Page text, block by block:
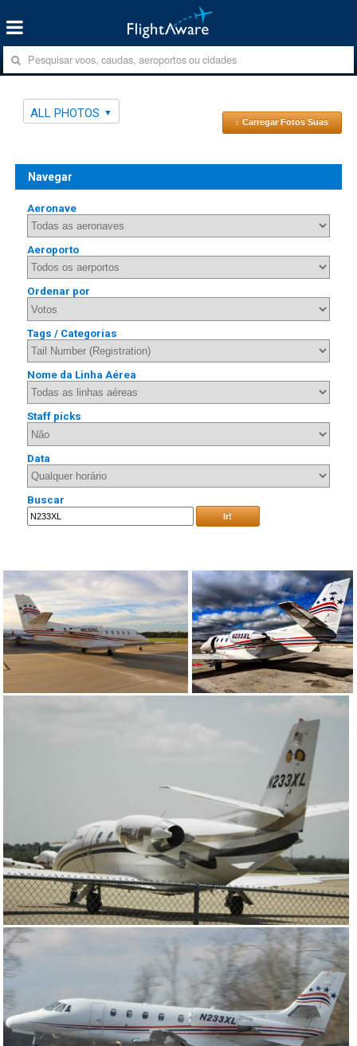
ALL PHOTOS
↑ Carregar Fotos Suas
Navegar
Aeronave
Aeroporto
Ordenar por
Tags / Categorias
Nome da Linha Aérea
Staff picks
Data
Buscar
Ir!